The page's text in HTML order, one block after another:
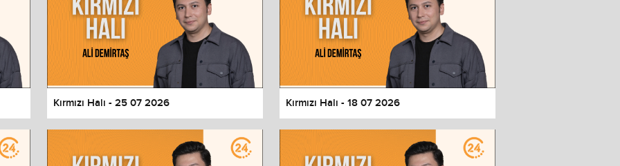
and close the window.
Kırmızı Halı - 25 07 2026 Kırmızı Halı - 18 07 2026